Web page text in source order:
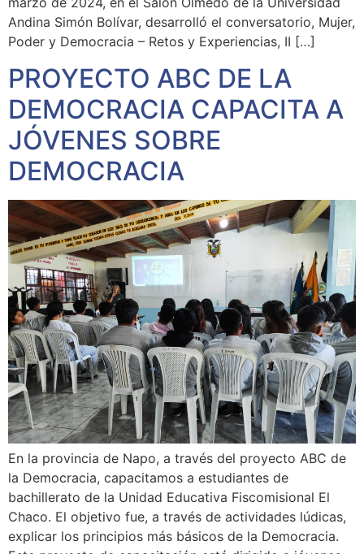
Andina Simón Bolívar, desarrolló el conversatorio, Mujer,
Poder y Democracia – Retos y Experiencias, II […]
PROYECTO ABC DE LA
DEMOCRACIA CAPACITA A
JÓVENES SOBRE
DEMOCRACIA
En la provincia de Napo, a través del proyecto ABC de
la Democracia, capacitamos a estudiantes de
bachillerato de la Unidad Educativa Fiscomisional El
Chaco. El objetivo fue, a través de actividades lúdicas,
explicar los principios más básicos de la Democracia.